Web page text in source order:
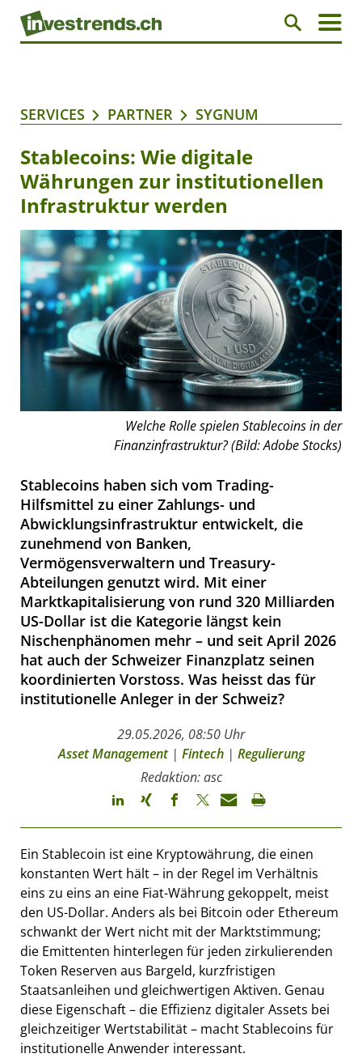
SERVICES PARTNER SYGNUM
Stablecoins: Wie digitale
Währungen zur institutionellen
Infrastruktur werden
Welche Rolle spielen Stablecoins in der
Finanzinfrastruktur? (Bild: Adobe Stocks)
Stablecoins haben sich vom Trading-
Hilfsmittel zu einer Zahlungs- und
Abwicklungsinfrastruktur entwickelt, die
zunehmend von Banken,
Vermögensverwaltern und Treasury-
Abteilungen genutzt wird. Mit einer
Marktkapitalisierung von rund 320 Milliarden
US-Dollar ist die Kategorie längst kein
Nischenphänomen mehr – und seit April 2026
hat auch der Schweizer Finanzplatz seinen
koordinierten Vorstoss. Was heisst das für
institutionelle Anleger in der Schweiz?
29.05.2026, 08:50 Uhr
Asset Management| Fintech| Regulierung
Redaktion: asc
Ein Stablecoin ist eine Kryptowährung, die einen
konstanten Wert hält – in der Regel im Verhältnis
eins zu eins an eine Fiat-Währung gekoppelt, meist
den US-Dollar. Anders als bei Bitcoin oder Ethereum
schwankt der Wert nicht mit der Marktstimmung;
die Emittenten hinterlegen für jeden zirkulierenden
Token Reserven aus Bargeld, kurzfristigen
Staatsanleihen und gleichwertigen Aktiven. Genau
diese Eigenschaft – die Effizienz digitaler Assets bei
gleichzeitiger Wertstabilität – macht Stablecoins für
institutionelle Anwender interessant.